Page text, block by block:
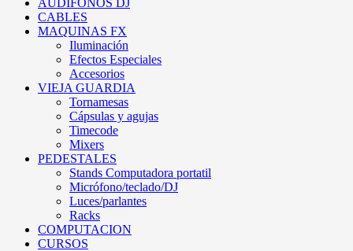
AUDIFONOS DJ
CABLES
MAQUINAS FX
Iluminación
Efectos Especiales
Accesorios
VIEJA GUARDIA
Tornamesas
Cápsulas y agujas
Timecode
Mixers
PEDESTALES
Stands Computadora portatil
Micrófono/teclado/DJ
Luces/parlantes
Racks
COMPUTACION
CURSOS